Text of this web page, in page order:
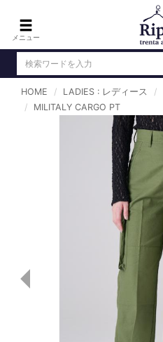
メニュー
ログイン （新規会員登録
DENIM : デニム
PANTS : パンツ
TOPS : トップス
T-SHIRT : Tシャツ
KNIT : ニット
SHIRT : シャツ
OUTERS : アウター
HOME LADIES : レディース
MILITALY CARGO PT